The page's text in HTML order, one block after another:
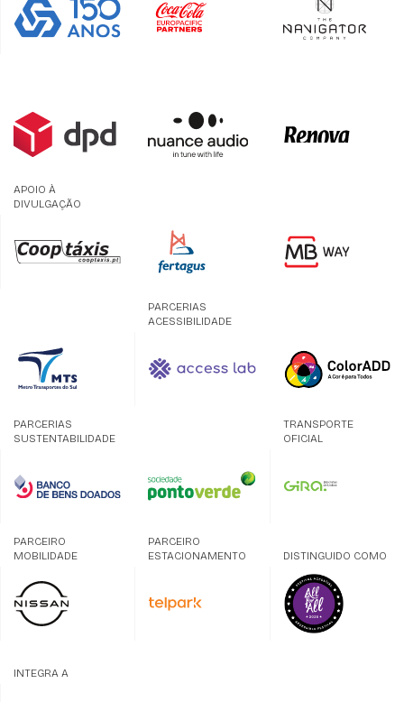
APOIO À
DIVULGAÇÃO
PARCERIAS
ACESSIBILIDADE
PARCERIAS
SUSTENTABILIDADE
TRANSPORTE
OFICIAL
PARCEIRO
MOBILIDADE
PARCEIRO
ESTACIONAMENTO
DISTINGUIDO COMO
INTEGRA A